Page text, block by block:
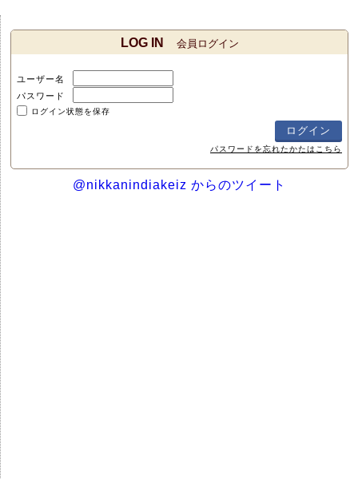
LOG IN 会員ログイン
ユーザー名
パスワード
ログイン状態を保存
パスワードを忘れたかたはこちら
@nikkanindiakeiz からのツイート